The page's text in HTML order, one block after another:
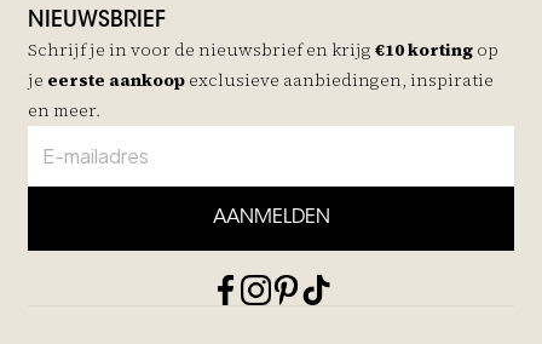
NIEUWSBRIEF
Schrijf je in voor de nieuwsbrief en krijg €10 korting op
je eerste aankoop exclusieve aanbiedingen, inspiratie
en meer.
AANMELDEN